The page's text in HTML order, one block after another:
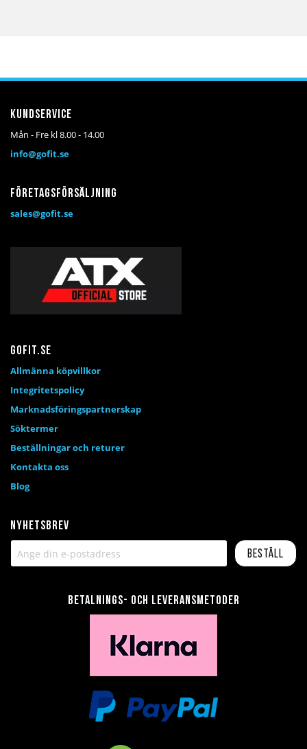
Nyhetsbrev
Beställ
Kundservice
Mån - Fre kl 8.00 - 14.00
info@gofit.se
Företagsförsäljning
sales@gofit.se
Betalnings- och leveransmetoder
Gofit.se
Allmänna köpvillkor
Integritetspolicy
Marknadsföringspartnerskap
Söktermer
Beställningar och returer
Kontakta oss
Blog